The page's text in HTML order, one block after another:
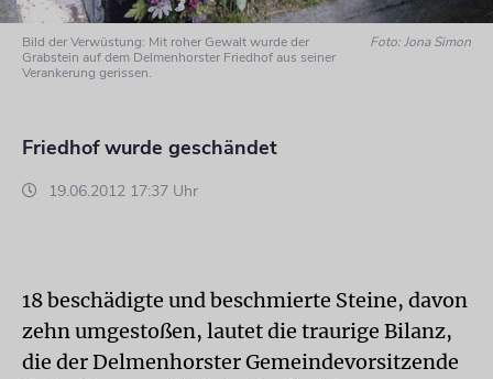
Bild der Verwüstung: Mit roher Gewalt wurde der
Grabstein auf dem Delmenhorster Friedhof aus seiner
Verankerung gerissen.
Foto: Jona Simon
Friedhof wurde geschändet
19.06.2012 17:37 Uhr
18 beschädigte und beschmierte Steine, davon
zehn umgestoßen, lautet die traurige Bilanz,
die der Delmenhorster Gemeindevorsitzende